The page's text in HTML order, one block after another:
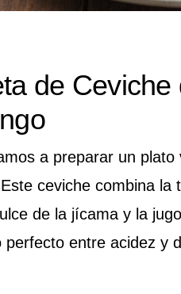
de
a preparar un
ceviche combina la
de la jícama y la
perfecto entre acidez y